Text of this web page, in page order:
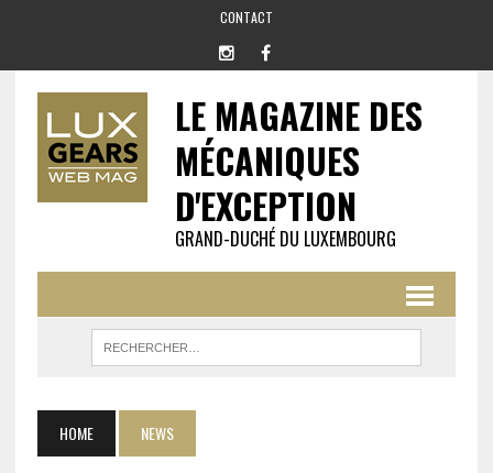
CONTACT
LE MAGAZINE DES
MÉCANIQUES
D'EXCEPTION
GRAND-DUCHÉ DU LUXEMBOURG
HOME NEWS